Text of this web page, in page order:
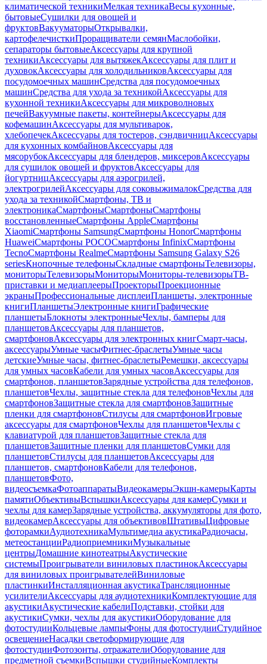
климатической техникиМелкая техникаВесы кухонные,
бытовыеСушилки для овощей и
фруктовВакууматорыОткрывалки,
картофелечисткиПроращиватели семянМаслобойки,
сепараторы бытовыеАксессуары для крупной
техникиАксессуары для вытяжекАксессуары для плит и
духовокАксессуары для холодильниковАксессуары для
посудомоечных машинСредства для посудомоечных
машинСредства для ухода за техникойАксессуары для
кухонной техникиАксессуары для микроволновых
печейВакуумные пакеты, контейнерыАксессуары для
кофемашинАксессуары для мультиварок,
хлебопечекАксессуары для тостеров, сэндвичницАксессуары
для кухонных комбайновАксессуары для
мясорубокАксессуары для блендеров, миксеровАксессуары
для сушилок овощей и фруктовАксессуары для
йогуртницАксессуары для аэрогрилей,
электрогрилейАксессуары для соковыжималокСредства для
ухода за техникойСмартфоны, ТВ и
электроникаСмартфоныСмартфоныСмартфоны
восстановленныеСмартфоны AppleСмартфоны
XiaomiСмартфоны SamsungСмартфоны HonorСмартфоны
HuaweiСмартфоны POCOСмартфоны InfinixСмартфоны
TecnoСмартфоны RealmeСмартфоны Samsung Galaxy S26
seriesКнопочные телефоныСкладные смартфоныТелевизоры,
мониторыТелевизорыМониторыМониторы-телевизорыТВ-
приставки и медиаплеерыПроекторыПроекционные
экраныПрофессиональные дисплеиПланшеты, электронные
книгиПланшетыЭлектронные книгиГрафические
планшетыБлокноты электронныеЧехлы, бамперы для
планшетовАксессуары для планшетов,
смартфоновАксессуары для электронных книгСмарт-часы,
аксессуарыУмные часыФитнес-браслетыУмные часы
детскиеУмные часы, фитнес-браслетыРемешки, аксессуары
для умных часовКабели для умных часовАксессуары для
смартфонов, планшетовЗарядные устройства для телефонов,
планшетовЧехлы, защитные стекла для телефоновЧехлы для
смартфоновЗащитные стекла для смартфоновЗащитные
пленки для смартфоновСтилусы для смартфоновИгровые
аксессуары для смартфоновЧехлы для планшетовЧехлы с
клавиатурой для планшетовЗащитные стекла для
планшетовЗащитные пленки для планшетовСумки для
планшетовСтилусы для планшетовАксессуары для
планшетов, смартфоновКабели для телефонов,
планшетовФото,
видеосъемкаФотоаппаратыВидеокамерыЭкшн-камерыКарты
памятиОбъективыВспышкиАксессуары для камерСумки и
чехлы для камерЗарядные устройства, аккумуляторы для фото,
видеокамерАксессуары для объективовШтативыЦифровые
фоторамкиАудиотехникаМультимедиа акустикаРадиочасы,
метеостанцииРадиоприемникиМузыкальные
центрыДомашние кинотеатрыАкустические
системыПроигрыватели виниловых пластинокАксессуары
для виниловых проигрывателейВиниловые
пластинкиИнсталляционная акустикаТрансляционные
усилителиАксессуары для аудиотехникиКомплектующие для
акустикиАкустические кабелиПодставки, стойки для
акустикиСумки, чехлы для акустикиОборудование для
фотостудииКольцевые лампыФоны для фотостудииСтудийное
освещениеНасадки светоформирующие для
фотостудииФотозонты, отражателиОборудование для
предметной съемкиВспышки студийныеКомплекты